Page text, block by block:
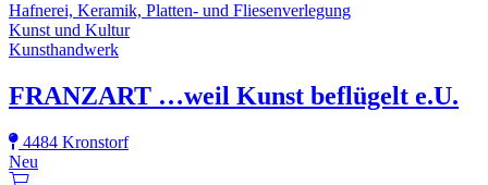
Hafnerei, Keramik, Platten- und Fliesenverlegung
Kunst und Kultur
Kunsthandwerk
FRANZART …weil Kunst beflügelt e.U.
4484 Kronstorf
Neu